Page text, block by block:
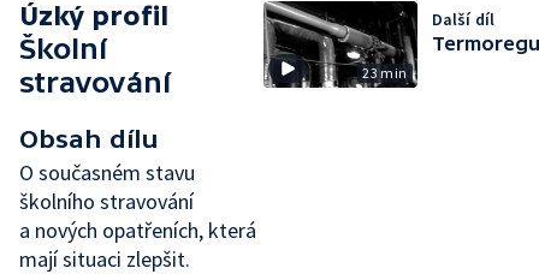
Úzký profil
Školní
stravování
Obsah dílu
O současném stavu
školního stravování
a nových opatřeních, která
mají situaci zlepšit.
23 min
Další díl